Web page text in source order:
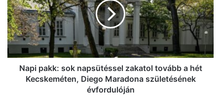
napsütéssel
zakatol
tovább
a
hét
Kecskeméten,
Diego
Maradona
Napi pakk: sok napsütéssel zakatol tovább a hét
Kecskeméten, Diego Maradona születésének
évfordulóján